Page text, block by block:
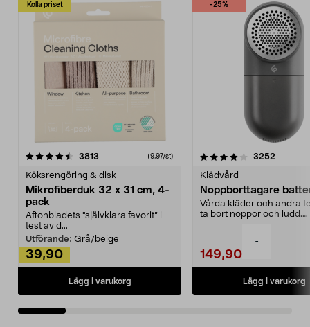
-
Kolla priset
3813 (9,97/st)
Köksrengöring & disk
Mikrofiberduk 32 x 31 cm, 4-
pack
Aftonbladets "självklara favorit” i
test av d...
Utförande: Grå/beige
39,90
Lägg i varukorg
-25%
4.0av 5 stjärnor 3252
Klädvård
Noppborttagare
Vårda kläder och andra
ta bort noppor och ludd.
149,90
Lägg i varukorg
4.5av 5 stjärnor